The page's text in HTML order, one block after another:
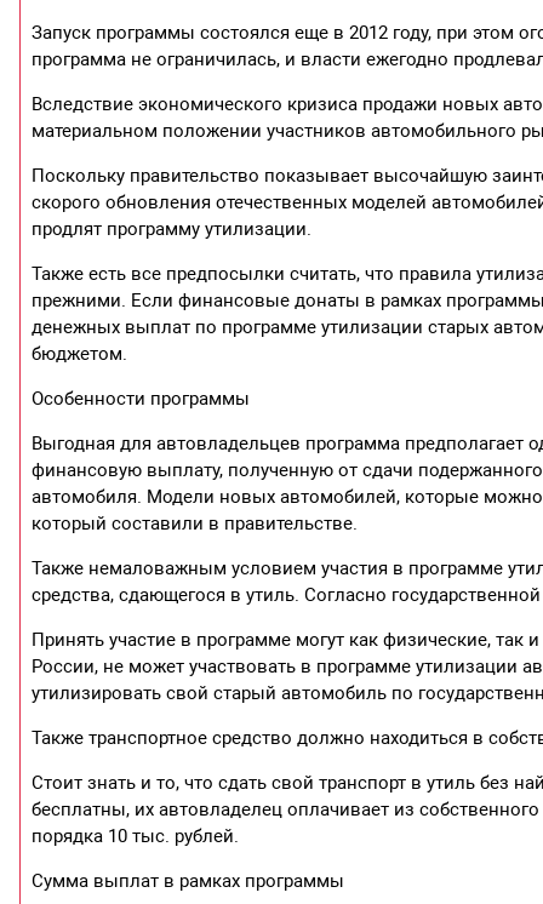
Запуск программы состоялся еще в 2012 году, при этом
программа не ограничилась, и власти ежегодно
Вследствие экономического кризиса продажи новых
материальном положении участников автомобильного
Поскольку правительство показывает высочайшую
скорого обновления отечественных моделей
продлят программу утилизации.
Также есть все предпосылки считать, что правила
прежними. Если финансовые донаты в рамках
денежных выплат по программе утилизации старых
бюджетом.
Особенности программы
Выгодная для автовладельцев программа предполагает
финансовую выплату, полученную от сдачи
автомобиля. Модели новых автомобилей, которые
который составили в правительстве.
Также немаловажным условием участия в программе
средства, сдающегося в утиль. Согласно
Принять участие в программе могут как физические,
России, не может участвовать в программе утилизации
утилизировать свой старый автомобиль по
Также транспортное средство должно находиться в
Стоит знать и то, что сдать свой транспорт в утиль без
бесплатны, их автовладелец оплачивает из
порядка 10 тыс. рублей.
Сумма выплат в рамках программы